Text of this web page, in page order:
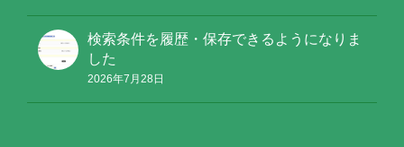
検索条件を履歴・保存できるようになりま
した
2026年7月28日